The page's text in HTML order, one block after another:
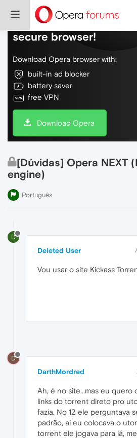
Do more on the web,
secure browser!
Download Opera browser with:
built-in ad blocker
battery saver
free VPN
Download Opera
[Dúvidas] Opera NEXT
engine)
Português
D
Deleted User
Vou usar o site Kickass
D
DarthMordred
Ah, é no site...mas eu quero
links do torrent direto pro
fazia. No 12 ele perguntava
padrão, ai eu colocava o
torrent ele jogava para lá,